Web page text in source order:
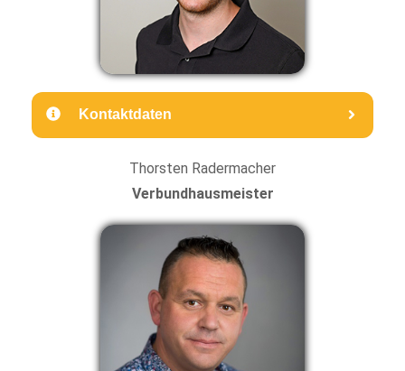
Kontaktdaten
Thorsten Radermacher
Verbundhausmeister